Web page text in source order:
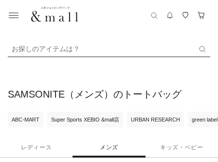
お探しのアイテムは？
SAMSONITE（メンズ）のトートバッグ
ABC-MART Super Sports XEBIO &mall店 URBAN RESEARCH green
レディース メンズ キッズ・ベビー